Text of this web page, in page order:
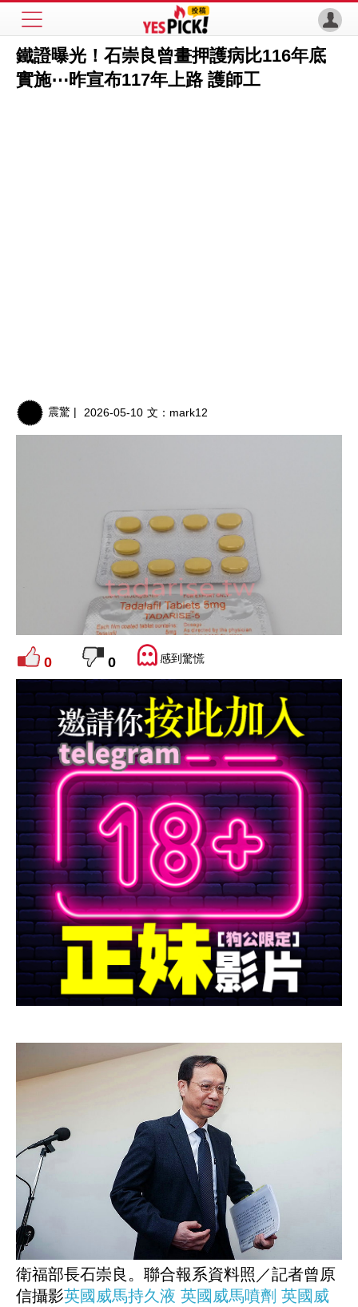
鐵證曝光！石崇良曾畫押護病比116年底
實施⋯昨宣布117年上路 護師工
震驚 | 2026-05-10 文： mark12
0 0 感到驚慌
衛福部長石崇良。聯合報系資料照／記者曾原
信攝影英國威馬持久液 英國威馬噴劑 英國威